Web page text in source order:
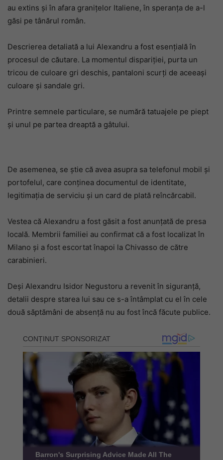
au extins și în afara granițelor Italiene, în speranța de a-l
găsi pe tânărul român.
Descrierea detaliată a lui Alexandru a fost esențială în
procesul de căutare. La momentul dispariției, purta un
tricou de culoare gri deschis, pantaloni scurți de aceeași
culoare și sandale gri.
Printre semnele particulare, se numără tatuajele pe piept
și unul pe partea dreaptă a gâtului.
De asemenea, se știe că avea asupra sa telefonul mobil și
portofelul, care conținea documentul de identitate,
legitimația de serviciu și un card de plată reîncărcabil.
Vestea că Alexandru a fost găsit a fost anunțată de presa
locală. Membrii familiei au confirmat că a fost localizat în
Milano și a fost escortat înapoi la Chivasso de către
carabinieri.
Deși Alexandru Isidor Negustoru a revenit în siguranță,
detalii despre starea lui sau ce s-a întâmplat cu el în cele
două săptămâni de absență nu au fost încă făcute publice.